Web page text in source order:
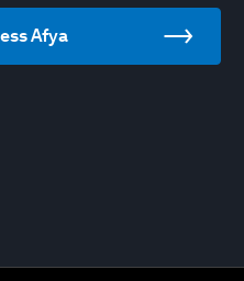
Afya